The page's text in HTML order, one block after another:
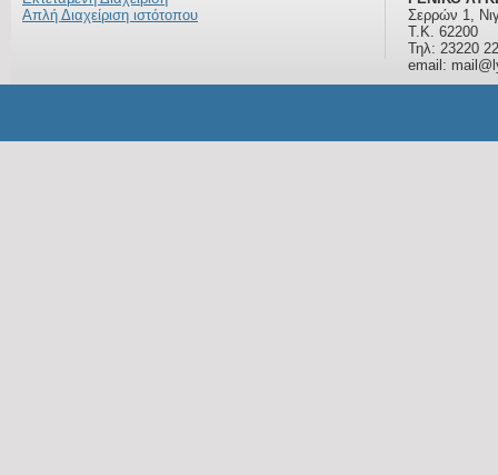
Εκτεταμένη Διαχείριση
ΓΕΝΙΚΟ
Σερρών 1,
Τ.Κ. 62200
Τηλ: 23220
email: